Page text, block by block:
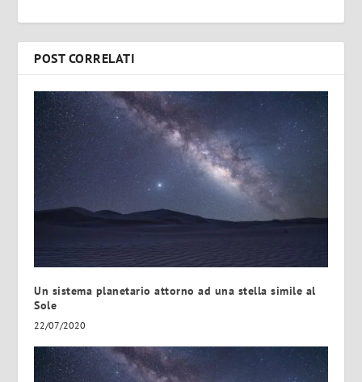
POST CORRELATI
Un sistema planetario attorno ad una stella simile al
Sole
22/07/2020